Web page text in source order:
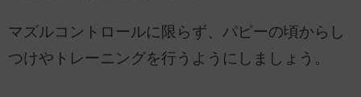
マズルコントロールに限らず、パピーの頃からし
つけやトレーニングを行うようにしましょう。